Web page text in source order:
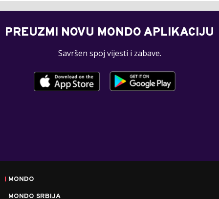
PREUZMI NOVU MONDO APLIKACIJU
Savršen spoj vijesti i zabave.
MONDO
MONDO SRBIJA